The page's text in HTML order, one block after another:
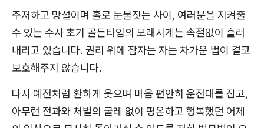
주저하고 망설이며 홀로 눈물짓는 사이, 여러분을 지켜줄
수 있는 수사 초기 골든타임의 모래시계는 속절없이 흘러
내리고 있습니다. 권리 위에 잠자는 자는 차가운 법이 결코
보호해주지 않습니다.
다시 예전처럼 환하게 웃으며 마음 편안히 운전대를 잡고,
아무런 전과와 처벌의 굴레 없이 평온하고 행복했던 어제